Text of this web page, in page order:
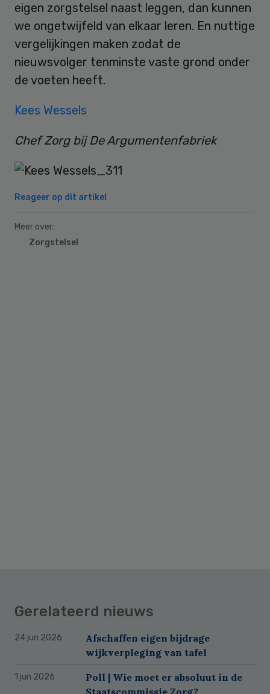
eigen zorgstelsel naast leggen, dan kunnen
we ongetwijfeld van elkaar leren. En nuttige
vergelijkingen maken zodat de
nieuwsvolger tenminste vaste grond onder
de voeten heeft.
Kees Wessels
Chef Zorg bij De Argumentenfabriek
Reageer op dit artikel
Meer over:
Zorgstelsel
Gerelateerd nieuws
24 jun 2026
Afschaffen eigen bijdrage
wijkverpleging van tafel
1 jun 2026
Poll | Wie moet er absoluut in de